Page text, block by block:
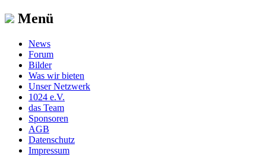
Menü
News
Forum
Bilder
Was wir bieten
Unser Netzwerk
1024 e.V.
das Team
Sponsoren
AGB
Datenschutz
Impressum